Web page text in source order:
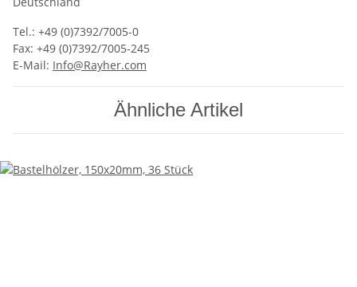
Tel.: +49 (0)7392/7005-0
Fax: +49 (0)7392/7005-245
E-Mail: Info@Rayher.com
Ähnliche Artikel